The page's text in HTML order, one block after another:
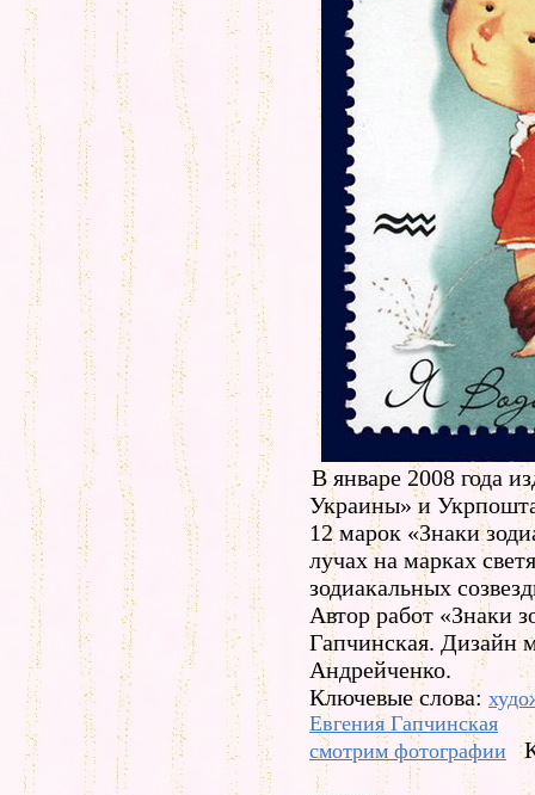
В январе 2008 года
Украины» и
12 марок «Знаки
лучах на марках
зодиакальных
Автор работ «Знаки
Гапчинская. Дизайн
Андрейченко.
Ключевые слова:
Евгения Гапчинская
смотрим фотографии